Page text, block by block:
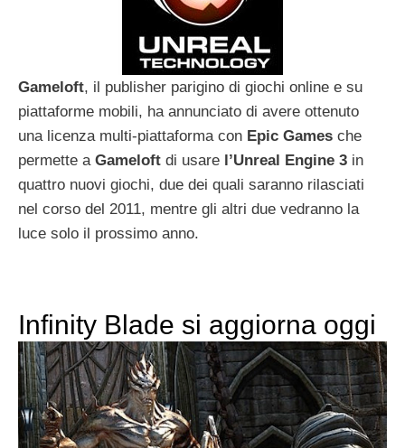
Gameloft, il publisher parigino di giochi online e su
piattaforme mobili, ha annunciato di avere ottenuto
una licenza multi-piattaforma con Epic Games che
permette a Gameloft di usare l’Unreal Engine 3 in
quattro nuovi giochi, due dei quali saranno rilasciati
nel corso del 2011, mentre gli altri due vedranno la
luce solo il prossimo anno.
Infinity Blade si aggiorna oggi